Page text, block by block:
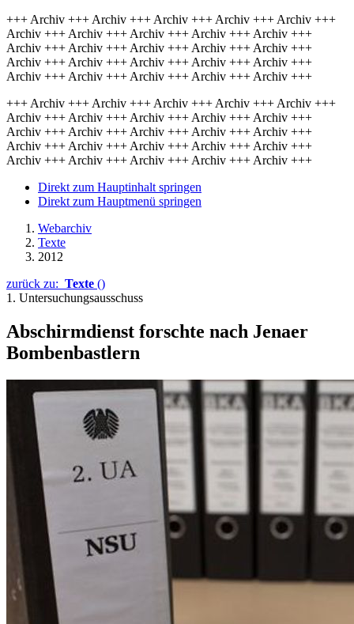
+++ Archiv +++ Archiv +++ Archiv +++ Archiv +++ Archiv +++
Archiv +++ Archiv +++ Archiv +++ Archiv +++ Archiv +++
Archiv +++ Archiv +++ Archiv +++ Archiv +++ Archiv +++
Archiv +++ Archiv +++ Archiv +++ Archiv +++ Archiv +++
Archiv +++ Archiv +++ Archiv +++ Archiv +++ Archiv +++
+++ Archiv +++ Archiv +++ Archiv +++ Archiv +++ Archiv +++
Archiv +++ Archiv +++ Archiv +++ Archiv +++ Archiv +++
Archiv +++ Archiv +++ Archiv +++ Archiv +++ Archiv +++
Archiv +++ Archiv +++ Archiv +++ Archiv +++ Archiv +++
Archiv +++ Archiv +++ Archiv +++ Archiv +++ Archiv +++
Direkt zum Hauptinhalt springen
Direkt zum Hauptmenü springen
Webarchiv
Texte
2012
zurück zu: Texte ()
1. Untersuchungsausschuss
Abschirmdienst forschte nach Jenaer
Bombenbastlern